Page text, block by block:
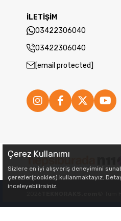
İLETİŞİM
03422306040
03422306040
[email protected]
Çerez Kullanımı
Sizlere en iyi alışveriş deneyimini
çerezler(cookies) kullanmaktayız.
inceleyebilirsiniz.